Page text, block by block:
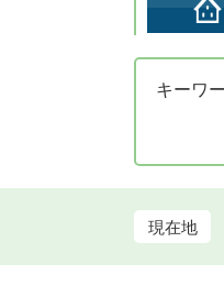
キーワ